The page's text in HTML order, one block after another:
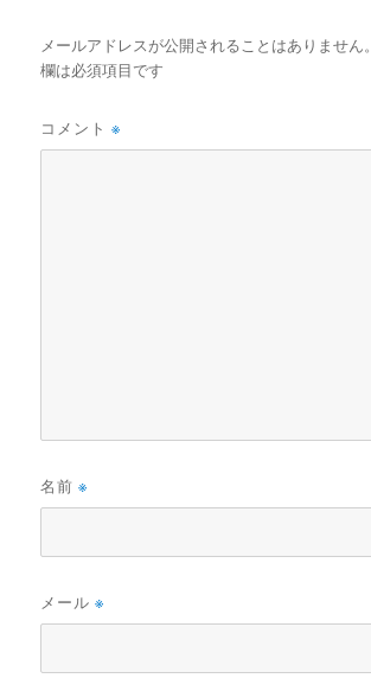
メールアドレスが公開されることはありません。
欄は必須項目です
コメント※
名前※
メール※